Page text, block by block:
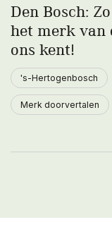
Den Bosch:
het merk van
ons kent!
's-Hertogenbosch
Merk doorvertalen